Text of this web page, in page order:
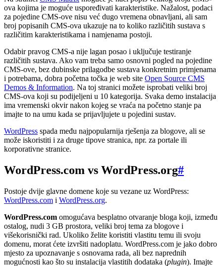
ova kojima je moguće uspoređivati karakteristike. Nažalost, podaci
za pojedine CMS-ove nisu već dugo vremena obnavljani, ali sam
broj popisanih CMS-ova ukazuje na to koliko različitih sustava s
različitim karakteristikama i namjenama postoji.
Odabir pravog CMS-a nije lagan posao i uključuje testiranje
različitih sustava. Ako vam treba samo osnovni pogled na pojedine
CMS-ove, bez dubinske prilagodbe sustava konkretnim primjenama
i potrebama, dobra početna točka je web site Open Source CMS
Demos & Information. Na toj stranici možete isprobati veliki broj
CMS-ova koji su podijeljeni u 10 kategorija. Svaka demo instalacija
ima vremenski okvir nakon kojeg se vraća na početno stanje pa
imajte to na umu kada se prijavljujete u pojedini sustav.
WordPress spada među najpopularnija rješenja za blogove, ali se
može iskoristiti i za druge tipove stranica, npr. za portale ili
korporativne stranice.
WordPress.com vs WordPress.org#
Postoje dvije glavne domene koje su vezane uz WordPress:
WordPress.com i WordPress.org.
WordPress.com omogućava besplatno otvaranje bloga koji, između
ostalog, nudi 3 GB prostora, veliki broj tema za blogove i
višekorisnički rad. Ukoliko želite koristiti vlastitu temu ili svoju
domenu, morat ćete izvršiti nadoplatu. WordPress.com je jako dobro
mjesto za upoznavanje s osnovama rada, ali bez naprednih
mogućnosti kao što su instalacija vlastitih dodataka (plugin). Imajte